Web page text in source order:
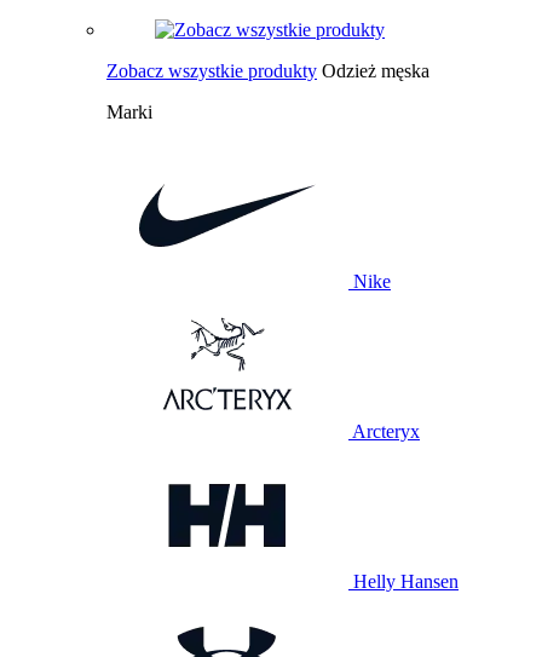
Zobacz wszystkie produkty Odzież męska
Marki
Nike
Arcteryx
Helly Hansen